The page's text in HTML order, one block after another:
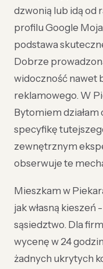
dzwonią lub idą od
profilu Google
podstawa
Dobrze
widoczność nawet
reklamowego. W
Bytomiem
specyfikę
zewnętrznym
obserwuje te
Mieszkam w
jak własną kieszeń
sąsiedztwo. Dla
wycenę w 24
żadnych ukrytych